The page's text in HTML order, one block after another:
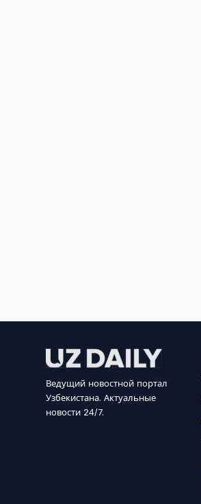
Ведущий новостной портал
Узбекистана. Актуальные
новости 24/7.